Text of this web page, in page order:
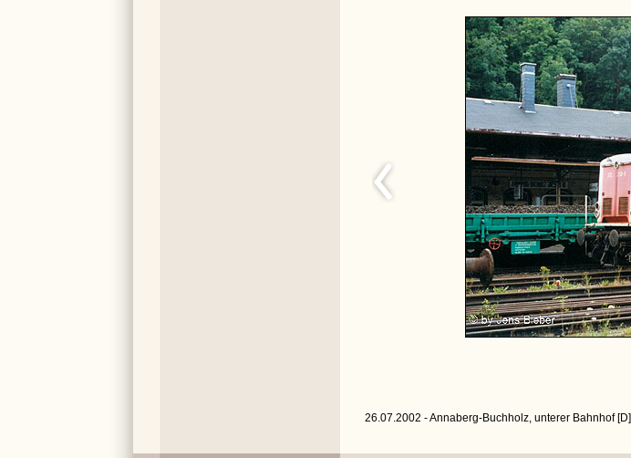
26.07.2002 - Annaberg-Buchholz, unterer Bahnhof [D]